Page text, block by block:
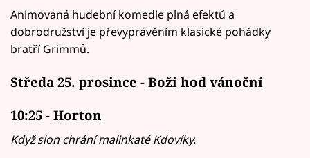
Animovaná hudební komedie plná efektů a
dobrodružství je převyprávěním klasické pohádky
bratří Grimmů.
Středa 25. prosince - Boží hod vánoční
10:25 - Horton
Když slon chrání malinkaté Kdovíky.